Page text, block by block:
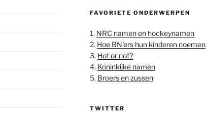
FAVORIETE ONDERWERPEN
1. NRC namen en hockeynamen
2. Hoe BN'ers hun kinderen noemen
3. Hot or not?
4. Koninkijke namen
5. Broers en zussen
TWITTER